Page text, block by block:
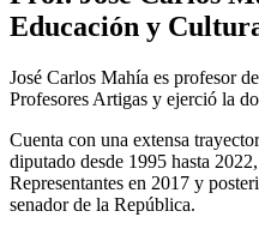
Educación y
José Carlos Mahía es profesor
Profesores Artigas y ejerció la
Cuenta con una extensa
diputado desde 1995 hasta
Representantes en 2017 y
senador de la República.